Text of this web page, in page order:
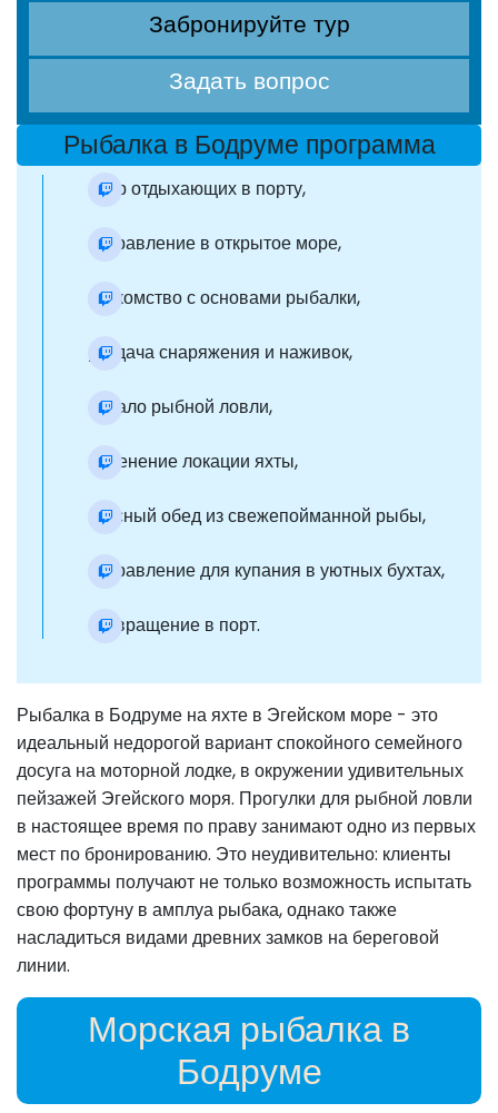
Забронируйте тур
Задать вопрос
Рыбалка в Бодруме программа
сбор отдыхающих в порту,
отправление в открытое море,
знакомство с основами рыбалки,
раздача снаряжения и наживок,
начало рыбной ловли,
изменение локации яхты,
вкусный обед из свежепойманной рыбы,
отправление для купания в уютных бухтах,
возвращение в порт.
Рыбалка в Бодруме на яхте в Эгейском море - это
идеальный недорогой вариант спокойного семейного
досуга на моторной лодке, в окружении удивительных
пейзажей Эгейского моря. Прогулки для рыбной ловли
в настоящее время по праву занимают одно из первых
мест по бронированию. Это неудивительно: клиенты
программы получают не только возможность испытать
свою фортуну в амплуа рыбака, однако также
насладиться видами древних замков на береговой
линии.
Морская рыбалка в
Бодруме